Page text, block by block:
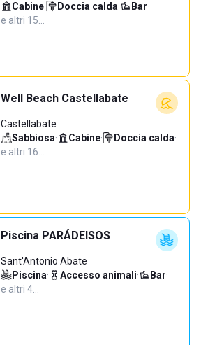
Cabine· Doccia calda· Bar·
e altri 15…
Well Beach Castellabate
Castellabate
Sabbiosa· Cabine· Doccia calda·
e altri 16…
Piscina PARÁDEISOS
Sant'Antonio Abate
Piscina· Accesso animali· Bar·
e altri 4…